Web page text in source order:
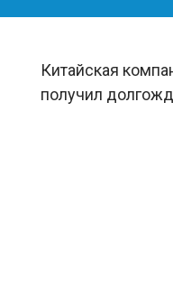
Китайская
получил